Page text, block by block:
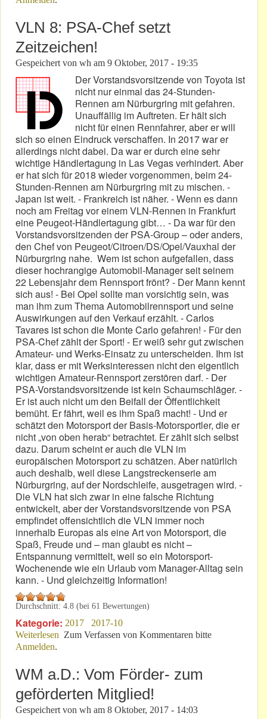
VLN 8: PSA-Chef setzt
Zeitzeichen!
Gespeichert von wh am 9 Oktober, 2017 - 19:35
Der Vorstandsvorsitzende von Toyota ist
nicht nur einmal das 24-Stunden-
Rennen am Nürburgring mit gefahren.
Unauffällig im Auftreten. Er hält sich
nicht für einen Rennfahrer, aber er will
sich so einen Eindruck verschaffen. In 2017 war er
allerdings nicht dabei. Da war er durch eine sehr
wichtige Händlertagung in Las Vegas verhindert. Aber
er hat sich für 2018 wieder vorgenommen, beim 24-
Stunden-Rennen am Nürburgring mit zu mischen. -
Japan ist weit. - Frankreich ist näher. - Wenn es dann
noch am Freitag vor einem VLN-Rennen in Frankfurt
eine Peugeot-Händlertagung gibt… - Da war für den
Vorstandsvorsitzenden der PSA-Group – oder anders,
den Chef von Peugeot/Citroen/DS/Opel/Vauxhal der
Nürburgring nahe. Wem ist schon aufgefallen, dass
dieser hochrangige Automobil-Manager seit seinem
22 Lebensjahr dem Rennsport frönt? - Der Mann kennt
sich aus! - Bei Opel sollte man vorsichtig sein, was
man ihm zum Thema Automobilrennsport und seine
Auswirkungen auf den Verkauf erzählt. - Carlos
Tavares ist schon die Monte Carlo gefahren! - Für den
PSA-Chef zählt der Sport! - Er weiß sehr gut zwischen
Amateur- und Werks-Einsatz zu unterscheiden. Ihm ist
klar, dass er mit Werksinteressen nicht den eigentlich
wichtigen Amateur-Rennsport zerstören darf. - Der
PSA-Vorstandsvorsitzende ist kein Schaumschläger. -
Er ist auch nicht um den Beifall der Öffentlichkeit
bemüht. Er fährt, weil es ihm Spaß macht! - Und er
schätzt den Motorsport der Basis-Motorsportler, die er
nicht „von oben herab“ betrachtet. Er zählt sich selbst
dazu. Darum scheint er auch die VLN im
europäischen Motorsport zu schätzen. Aber natürlich
auch deshalb, weil diese Langstreckenserie am
Nürburgring, auf der Nordschleife, ausgetragen wird. -
Die VLN hat sich zwar in eine falsche Richtung
entwickelt, aber der Vorstandsvorsitzende von PSA
empfindet offensichtlich die VLN immer noch
innerhalb Europas als eine Art von Motorsport, die
Spaß, Freude und – man glaubt es nicht –
Entspannung vermittelt, weil so ein Motorsport-
Wochenende wie ein Urlaub vom Manager-Alltag sein
kann. - Und gleichzeitig Information!
Durchschnitt: 4.8 (bei 61 Bewertungen)
Kategorie: 2017
2017-10
Weiterlesen über VLN 8: PSA-Chef setzt Zeitzeichen!
Zum Verfassen von Kommentaren bitte
Anmelden.
WM a.D.: Vom Förder- zum
geförderten Mitglied!
Gespeichert von wh am 8 Oktober, 2017 - 14:03